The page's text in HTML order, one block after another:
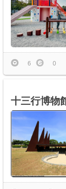
6 0
十三行博物